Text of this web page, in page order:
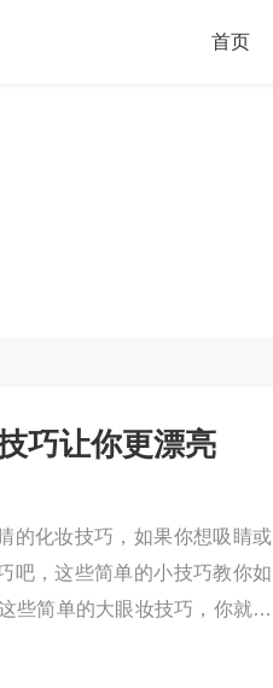
首页
巧让你更漂亮
的化妆技巧，如果你想吸睛或
吧，这些简单的小技巧教你如
些简单的大眼妆技巧，你就可